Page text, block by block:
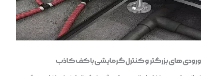
ورودی های بزرگتر و کنترل گرمایشی با کف کاذب